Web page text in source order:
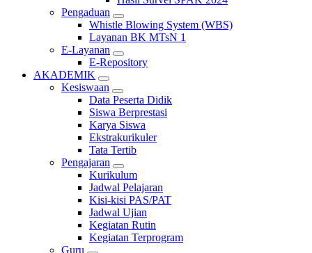
Pengaduan
Whistle Blowing System (WBS)
Layanan BK MTsN 1
E-Layanan
E-Repository
AKADEMIK
Kesiswaan
Data Peserta Didik
Siswa Berprestasi
Karya Siswa
Ekstrakurikuler
Tata Tertib
Pengajaran
Kurikulum
Jadwal Pelajaran
Kisi-kisi PAS/PAT
Jadwal Ujian
Kegiatan Rutin
Kegiatan Terprogram
Guru